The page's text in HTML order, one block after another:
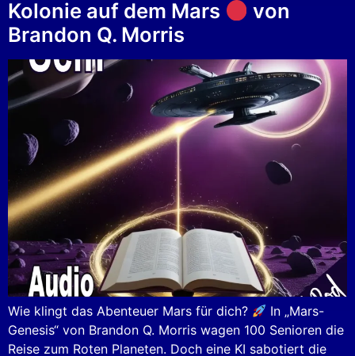
Kolonie auf dem Mars
von
Brandon Q. Morris
Wie klingt das Abenteuer Mars für dich?
In „Mars-
Genesis“ von Brandon Q. Morris wagen 100 Senioren die
Reise zum Roten Planeten. Doch eine KI sabotiert die